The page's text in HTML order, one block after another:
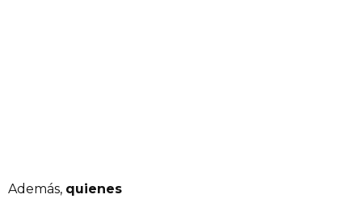
Además, quienes